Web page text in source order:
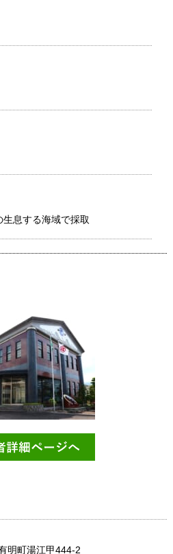
息する海域で採取
明町湯江甲444-2